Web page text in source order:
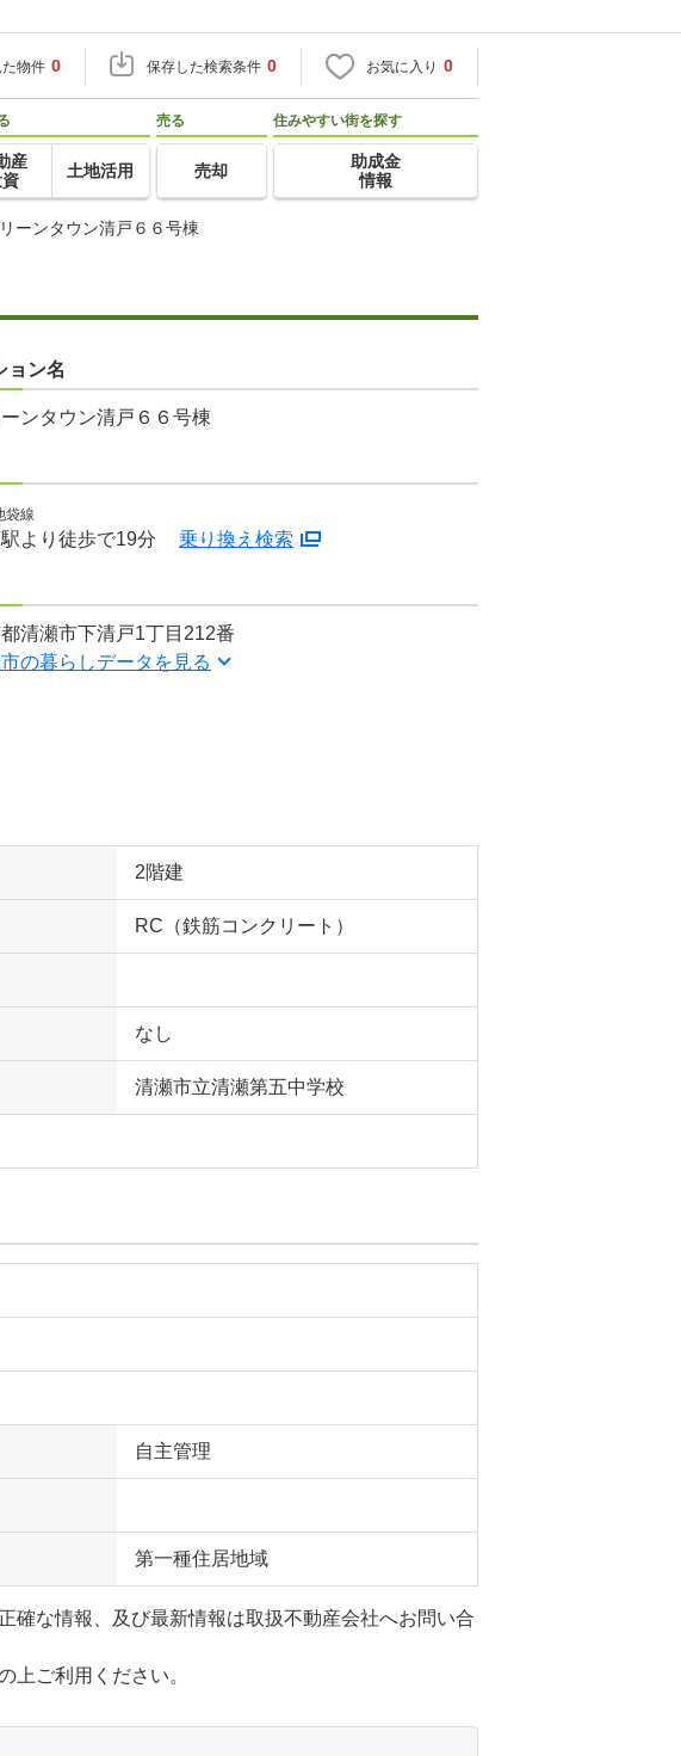
物件 0 保存した検索条件 0 お気に入り 0
産
土地活用
売る
売却
住みやすい街を探す
助成金
情報
ーンタウン清戸６６号棟
ョン名
ンタウン清戸６６号棟
袋線
より徒歩で19分 乗り換え検索
清瀬市下清戸1丁目212番
の暮らしデータを見る
2階建
RC（鉄筋コンクリート）
なし
清瀬市立清瀬第五中学校
自主管理
第一種住居地域
確な情報、及び最新情報は取扱不動産会社へお問い合
上ご利用ください。